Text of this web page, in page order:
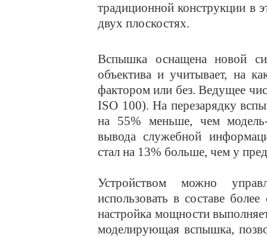
традиционной конструкции в
двух плоскостях.
Вспышка оснащена новой
объектива и учитывает, на
фактором или без. Ведущее
ISO 100). На перезарядку
на 55% меньше, чем
вывода служебной
стал на 13% больше, чем у
Устройством можно
использовать в составе
настройка мощности
моделирующая вспышка,